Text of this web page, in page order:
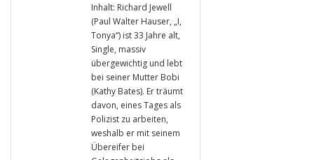
Inhalt: Richard Jewell
(Paul Walter Hauser, „I,
Tonya“) ist 33 Jahre alt,
Single, massiv
übergewichtig und lebt
bei seiner Mutter Bobi
(Kathy Bates). Er träumt
davon, eines Tages als
Polizist zu arbeiten,
weshalb er mit seinem
Übereifer bei